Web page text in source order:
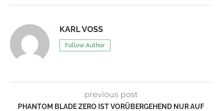
KARL VOSS
Follow Author
previous post
PHANTOM BLADE ZERO IST VORÜBERGEHEND NUR AUF